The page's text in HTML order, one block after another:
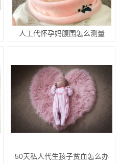
人工代怀孕妈腹围怎么测量
50天私人代生孩子贫血怎么办